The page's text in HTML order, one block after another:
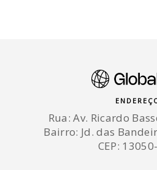
Rua: Av. Ricardo
Bairro: Jd. das
CEP: